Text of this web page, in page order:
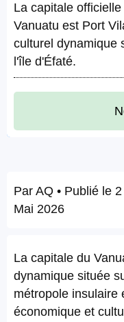
La capitale
Vanuatu est Port
culturel dynamique
l'île d'Éfaté.
Par AQ • Publié le
Mai 2026
La capitale du
dynamique située
métropole
économique et